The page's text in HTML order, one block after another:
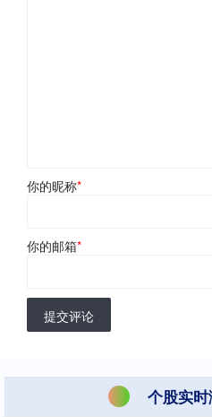
你的昵称*
你的邮箱*
提交评论
个股实